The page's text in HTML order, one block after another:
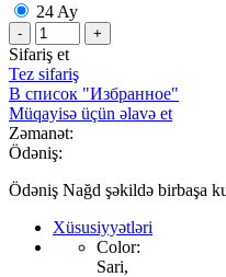
24 Ay
- +
Sifariş et
Tez sifariş
В список "Избранное"
Müqayisə üçün əlavə et
Zəmanət:
Ödəniş:
Ödəniş Nağd şəkildə birbaşa
Xüsusiyyətləri
Color:
Sari,